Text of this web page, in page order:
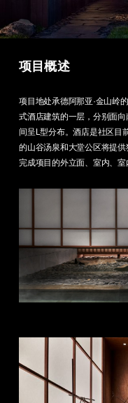
项目概述
项目地处承德阿那亚·金山岭
式酒店建筑的一层，分别面
间呈L型分布。酒店是社区目
的山谷汤泉和大堂公区将提
完成项目的外立面、室内、室